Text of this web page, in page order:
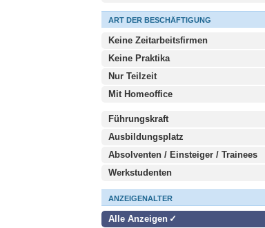
ART DER BESCHÄFTIGUNG
Keine Zeitarbeitsfirmen
Keine Praktika
Nur Teilzeit
Mit Homeoffice
Führungskraft
Ausbildungsplatz
Absolventen / Einsteiger / Trainees
Werkstudenten
ANZEIGENALTER
Alle Anzeigen